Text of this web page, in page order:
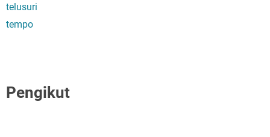
telusuri
tempo
Pengikut